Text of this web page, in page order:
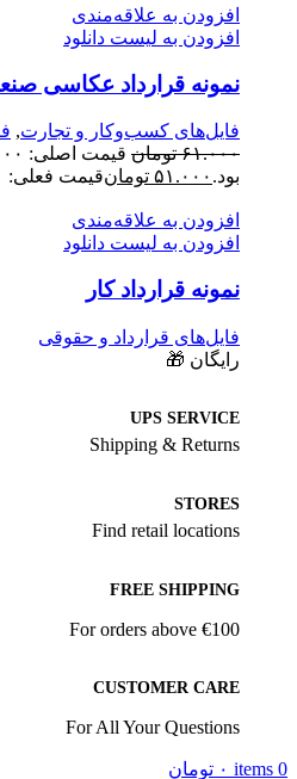
افزودن به علاقه‌مندی
افزودن به لیست دانلود
نمونه قرارداد عکاسی
فایل‌های کسب‌وکار و تجارت,
۶۱.۰۰۰ تومان
بود. ۵۱.۰۰۰ تومانقیمت فعلی: ۵۱.۰۰۰ تومان.
افزودن به علاقه‌مندی
افزودن به لیست دانلود
نمونه قرارداد کار
فایل‌های قرارداد و حقوقی
رایگان 🎁
UPS SERVICE
Shipping & Returns
STORES
Find retail locations
FREE SHIPPING
For orders above €100
CUSTOMER CARE
For All Your Questions
0
items ۰ تومان